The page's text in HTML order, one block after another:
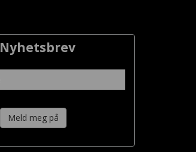
Nyhetsbrev
Meld meg på